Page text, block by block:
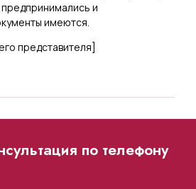
и
имеются.
представителя]
по телефону